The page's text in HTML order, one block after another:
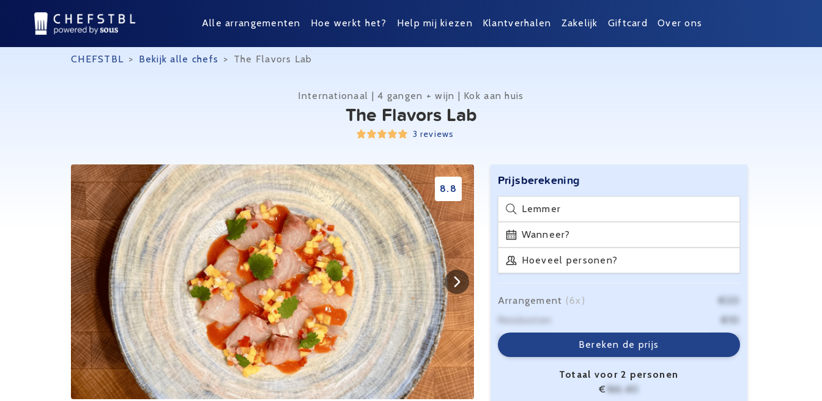
Alle arrangementen Hoe werkt het? Help mij kiezen Klantverhalen Zakelijk Giftcard Over ons
CHEFSTBL > Bekijk alle chefs > The Flavors Lab
Internationaal | 4 gangen + wijn | Kok aan huis
The Flavors Lab
3 reviews
8.8
Prijsberekening
Lemmer
Wanneer?
Hoeveel personen?
Bereken de prijs
Arrangement (6x)
€20
Reiskosten
€10
Servicekosten
€6,40
Totaal voor 2 personen
€ 166,40